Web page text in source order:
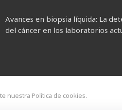
Avances en biopsia líquida: La
del cáncer en los laboratorios
nuestra Política de cookies.